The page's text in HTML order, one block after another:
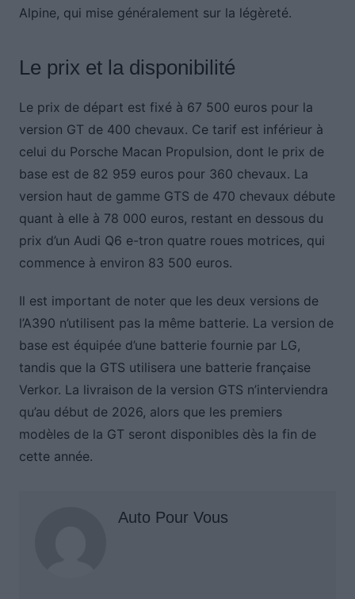
Alpine, qui mise généralement sur la légèreté.
Le prix et la disponibilité
Le prix de départ est fixé à 67 500 euros pour la
version GT de 400 chevaux. Ce tarif est inférieur à
celui du Porsche Macan Propulsion, dont le prix de
base est de 82 959 euros pour 360 chevaux. La
version haut de gamme GTS de 470 chevaux débute
quant à elle à 78 000 euros, restant en dessous du
prix d’un Audi Q6 e-tron quatre roues motrices, qui
commence à environ 83 500 euros.
Il est important de noter que les deux versions de
l’A390 n’utilisent pas la même batterie. La version de
base est équipée d’une batterie fournie par LG,
tandis que la GTS utilisera une batterie française
Verkor. La livraison de la version GTS n’interviendra
qu’au début de 2026, alors que les premiers
modèles de la GT seront disponibles dès la fin de
cette année.
Auto Pour Vous